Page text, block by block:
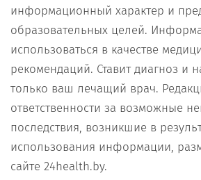
информационный характер и
образовательных целей.
использоваться в качестве
рекомендаций. Ставит диагноз и
только ваш лечащий врач.
ответственности за возможные
последствия, возникшие в
использования информации,
сайте 24health.by.